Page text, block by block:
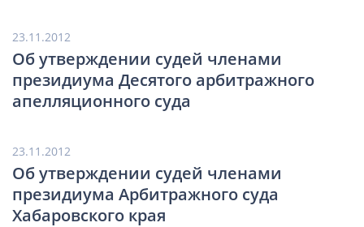
23.11.2012
Об утверждении судей членами
президиума Десятого арбитражного
апелляционного суда
23.11.2012
Об утверждении судей членами
президиума Арбитражного суда
Хабаровского края